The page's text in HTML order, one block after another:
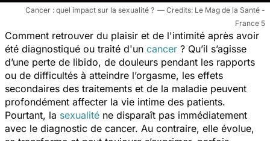
Cancer : quel impact sur la sexualité ?
Le Mag de la Santé -
France 5
Comment retrouver du plaisir et de l'intimité après avoir
été diagnostiqué ou traité d'un cancer ? Qu’il s’agisse
d’une perte de libido, de douleurs pendant les rapports
ou de difficultés à atteindre l’orgasme, les effets
secondaires des traitements et de la maladie peuvent
profondément affecter la vie intime des patients.
Pourtant, la sexualité ne disparaît pas immédiatement
avec le diagnostic de cancer. Au contraire, elle évolue,